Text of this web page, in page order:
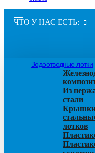
ЧТО У НАС ЕСТЬ:
Водоотводные лотки
Из
стали
Крышки
лотков